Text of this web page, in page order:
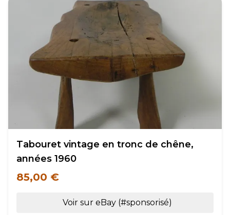
Tabouret vintage en tronc de chêne,
années 1960
85,00 €
Voir sur eBay (#sponsorisé)